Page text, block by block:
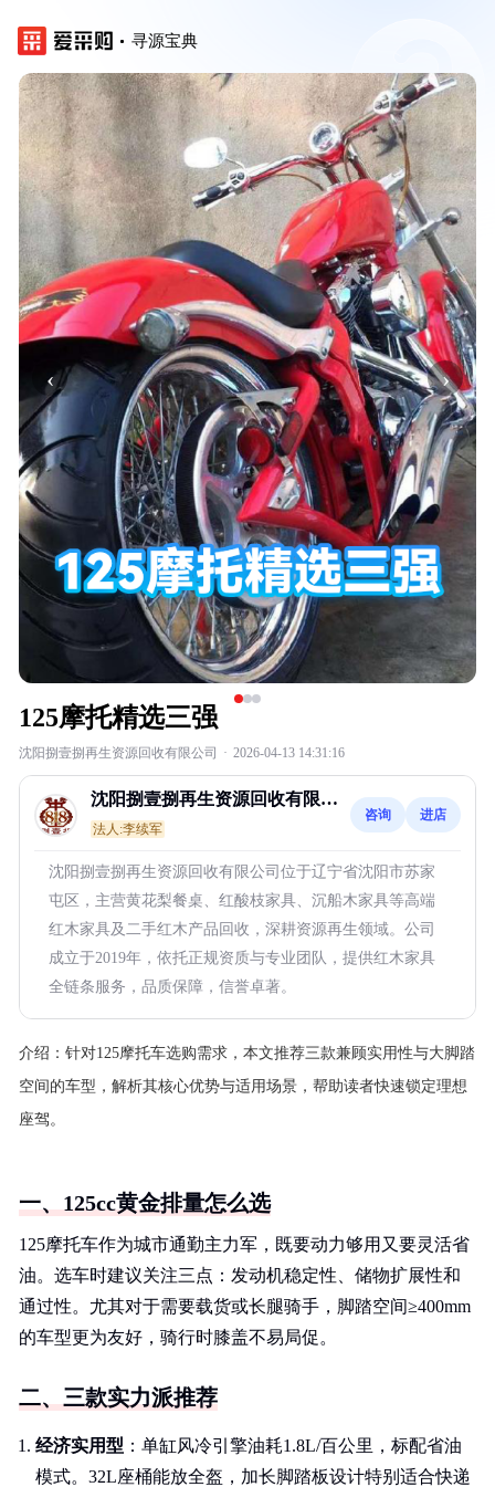
寻源宝典
‹ ›
125摩托精选三强
沈阳捌壹捌再生资源回收有限公司 · 2026-04-13 14:31:16
沈阳捌壹捌再生资源回收有限公
司
法人:李续军
咨询 进店
沈阳捌壹捌再生资源回收有限公司位于辽宁省沈阳市苏家
屯区，主营黄花梨餐桌、红酸枝家具、沉船木家具等高端
红木家具及二手红木产品回收，深耕资源再生领域。公司
成立于2019年，依托正规资质与专业团队，提供红木家具
全链条服务，品质保障，信誉卓著。
介绍： 针对125摩托车选购需求，本文推荐三款兼顾实用性与大脚踏
空间的车型，解析其核心优势与适用场景，帮助读者快速锁定理想
座驾。
一、125cc黄金排量怎么选
125摩托车作为城市通勤主力军，既要动力够用又要灵活省
油。选车时建议关注三点：发动机稳定性、储物扩展性和
通过性。尤其对于需要载货或长腿骑手，脚踏空间≥400mm
的车型更为友好，骑行时膝盖不易局促。
二、三款实力派推荐
经济实用型 ：单缸风冷引擎油耗1.8L/百公里，标配省油
模式。32L座桶能放全盔，加长脚踏板设计特别适合快递